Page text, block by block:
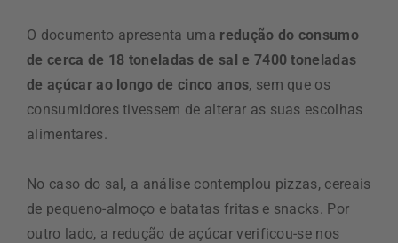
O documento apresenta uma redução do consumo
de cerca de 18 toneladas de sal e 7400 toneladas
de açúcar ao longo de cinco anos, sem que os
consumidores tivessem de alterar as suas escolhas
alimentares.
No caso do sal, a análise contemplou pizzas, cereais
de pequeno-almoço e batatas fritas e snacks. Por
outro lado, a redução de açúcar verificou-se nos